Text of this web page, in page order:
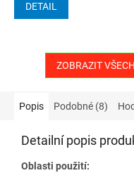
DETAIL
ZOBRAZIT
Popis Podobné (8)
Detailní popis
Oblasti použití: